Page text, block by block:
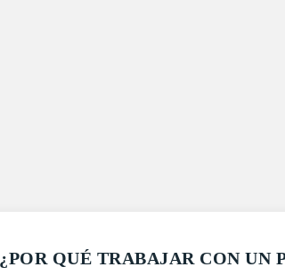
¿POR QUÉ TRABAJAR CON UN